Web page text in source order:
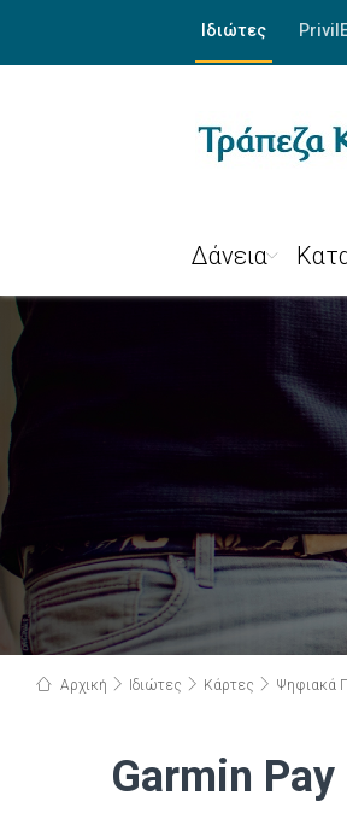
Ιδιώτες
Δάνεια
Αρχική Ιδιώτες Κάρτες Ψηφιακά
Garmin Pay